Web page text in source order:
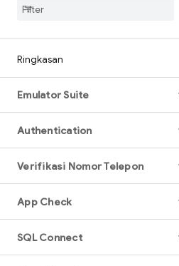
Ringkasan
Emulator Suite
Authentication
Verifikasi Nomor Telepon
App Check
SQL Connect